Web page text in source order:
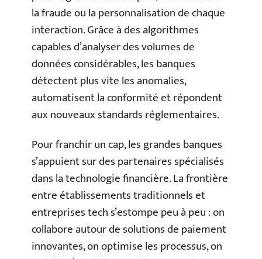
la fraude ou la personnalisation de chaque
interaction. Grâce à des algorithmes
capables d’analyser des volumes de
données considérables, les banques
détectent plus vite les anomalies,
automatisent la conformité et répondent
aux nouveaux standards réglementaires.
Pour franchir un cap, les grandes banques
s’appuient sur des partenaires spécialisés
dans la technologie financière. La frontière
entre établissements traditionnels et
entreprises tech s’estompe peu à peu : on
collabore autour de solutions de paiement
innovantes, on optimise les processus, on